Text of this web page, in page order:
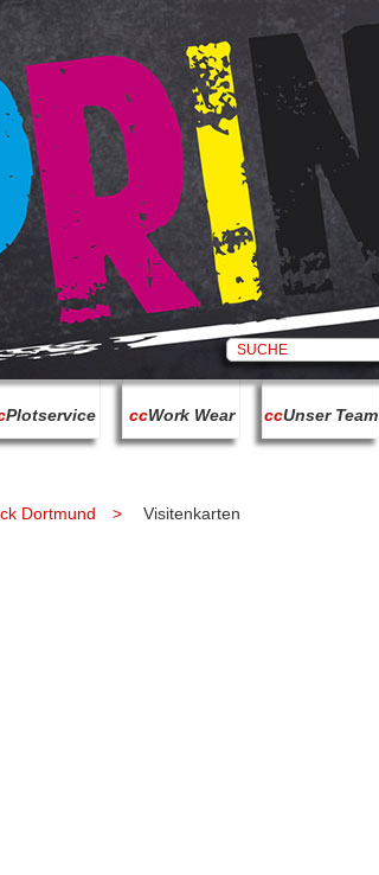
Plotservice ccWork Wear ccUnser Team
Dortmund Visitenkarten